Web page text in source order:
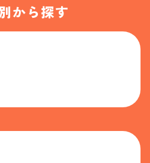
から探す